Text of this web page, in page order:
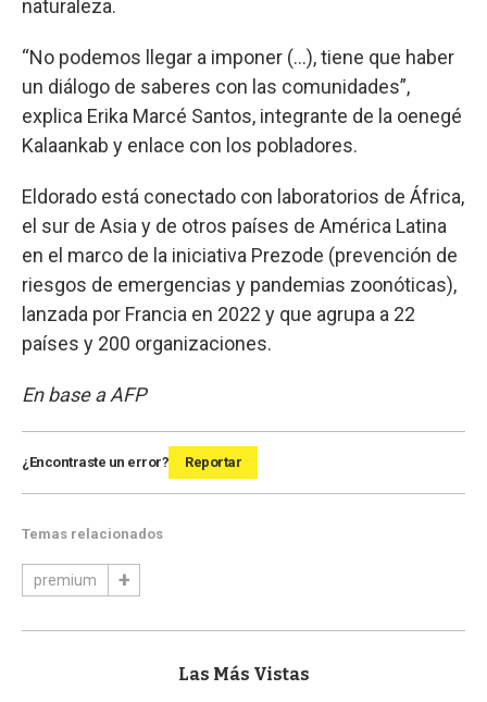
naturaleza.
“No podemos llegar a imponer (...), tiene que haber
un diálogo de saberes con las comunidades”,
explica Erika Marcé Santos, integrante de la oenegé
Kalaankab y enlace con los pobladores.
Eldorado está conectado con laboratorios de África,
el sur de Asia y de otros países de América Latina
en el marco de la iniciativa Prezode (prevención de
riesgos de emergencias y pandemias zoonóticas),
lanzada por Francia en 2022 y que agrupa a 22
países y 200 organizaciones.
En base a AFP
¿Encontraste un error? Reportar
Temas relacionados
premium
Las Más Vistas